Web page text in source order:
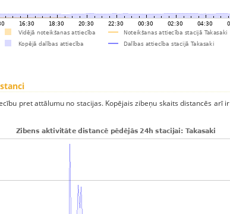
pret attālumu no stacijas. Kopējais zibeņu skaits distancēs arī ir